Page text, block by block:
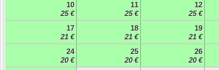
10
25 €
11
25 €
12
25 €
17
21 €
18
21 €
19
21 €
24
20 €
25
20 €
26
20 €